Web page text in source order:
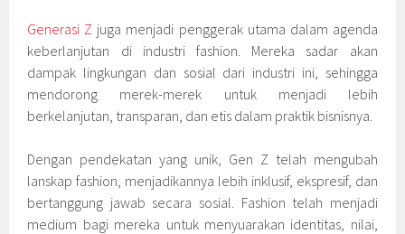
Generasi Z juga menjadi penggerak utama dalam agenda
keberlanjutan di industri fashion. Mereka sadar akan
dampak lingkungan dan sosial dari industri ini, sehingga
mendorong merek-merek untuk menjadi lebih
berkelanjutan, transparan, dan etis dalam praktik bisnisnya.
Dengan pendekatan yang unik, Gen Z telah mengubah
lanskap fashion, menjadikannya lebih inklusif, ekspresif, dan
bertanggung jawab secara sosial. Fashion telah menjadi
medium bagi mereka untuk menyuarakan identitas, nilai,